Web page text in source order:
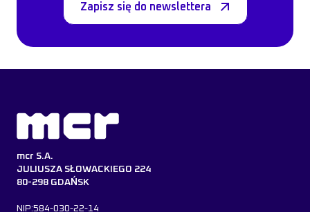
Zapisz się do newslettera
mcr S.A.
JULIUSZA SŁOWACKIEGO 224
80-298 GDAŃSK
NIP:584-030-22-14